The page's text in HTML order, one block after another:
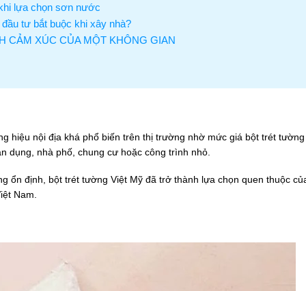
lựa chọn sơn nước
tư bắt buộc khi xây nhà?
CẢM XÚC CỦA MỘT KHÔNG GIAN
hiệu nội địa khá phổ biến trên thị trường nhờ mức giá bột trét
dụng, nhà phố, chung cư hoặc công trình nhỏ.
ổn định, bột trét tường Việt Mỹ đã trở thành lựa chọn quen thuộc
Nam.